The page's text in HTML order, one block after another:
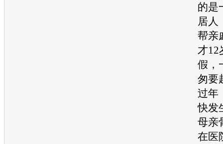
的是
居人
帮亲
才12
假，
匆要
过年
快发
母亲
在医